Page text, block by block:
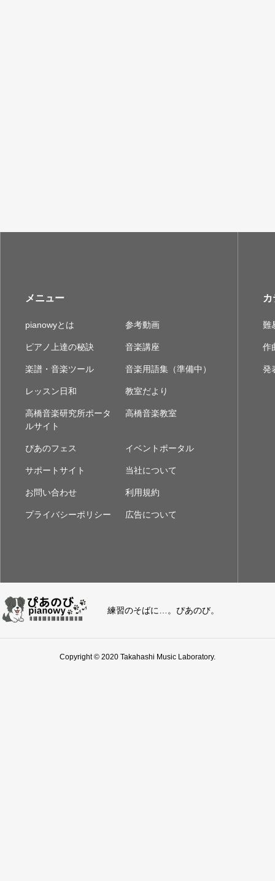
メニュー
pianowyとは 参考動画
ピアノ上達の秘訣 音楽講座
楽譜・音楽ツール 音楽用語集（準備中）
レッスン日和 教室だより
高橋音楽研究所ポータ
ルサイト
高橋音楽教室
ぴあのフェス イベントポータル
サポートサイト 当社について
お問い合わせ 利用規約
プライバシーポリシー 広告について
難
作
発
練習のそばに…。ぴあのび。
Copyright © 2020 Takahashi Music Laboratory.